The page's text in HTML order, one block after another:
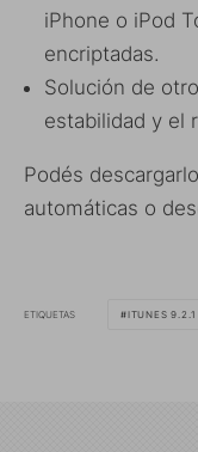
iPhone o iPod
encriptadas.
Solución de
estabilidad y el
Podés
automáticas o
ETIQUETAS ITUNES 9.2.1